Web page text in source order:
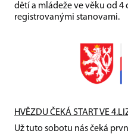
dětí a mládeže ve věku od 4
registrovanými stanovami.
HVĚZDU ČEKÁ START VE
Už tuto sobotu nás čeká